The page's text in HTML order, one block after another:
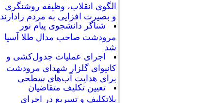
الگوی انقلاب، وظیفه روشنگری
و بصیرت افزایی به مردم رادارند
شناگر دانشجوی پیام نور
مرودشت صاحب مدال طلا آسیا
شد
اجرای عملیات جدول‌کشی و
کانیوای گلزار شهدای مرودشت
برای هدایت آب‌های سطحی
تعیین تکلیف متقاضیان
بلاتکلیف و تسریع در اجرای